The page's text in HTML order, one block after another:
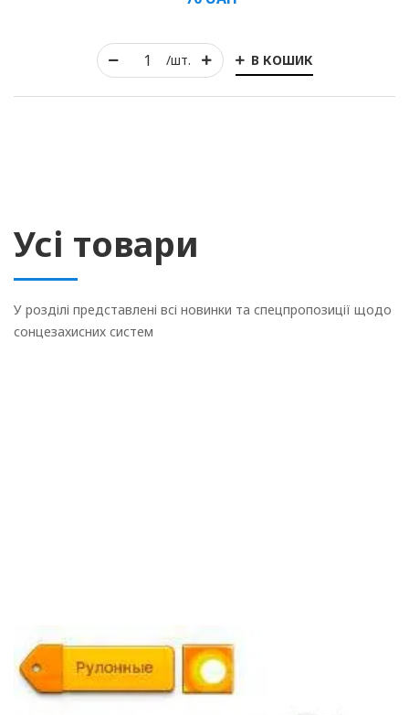
/шт. В КОШИК
Усі товари
У розділі представлені всі новинки та спецпропозиції щодо
сонцезахисних систем